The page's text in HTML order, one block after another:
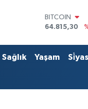
DOLAR
47,7436
55,2510
STERLİN
Sağlık Yaşam